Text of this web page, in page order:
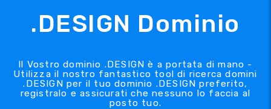
.DESIGN Dominio
Il Vostro dominio .DESIGN è a portata di mano -
Utilizza il nostro fantastico tool di ricerca domini
.DESIGN per il tuo dominio .DESIGN preferito,
registralo e assicurati che nessuno lo faccia al
posto tuo.